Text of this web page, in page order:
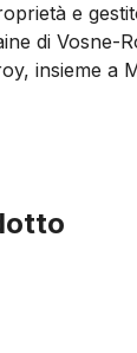
e
di Vosne-
insieme a